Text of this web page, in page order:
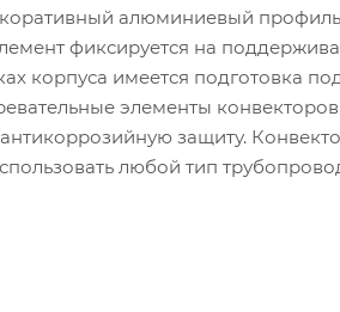
алюминиевый
фиксируется на
корпуса имеется подготовка
элементы
защиту.
любой тип